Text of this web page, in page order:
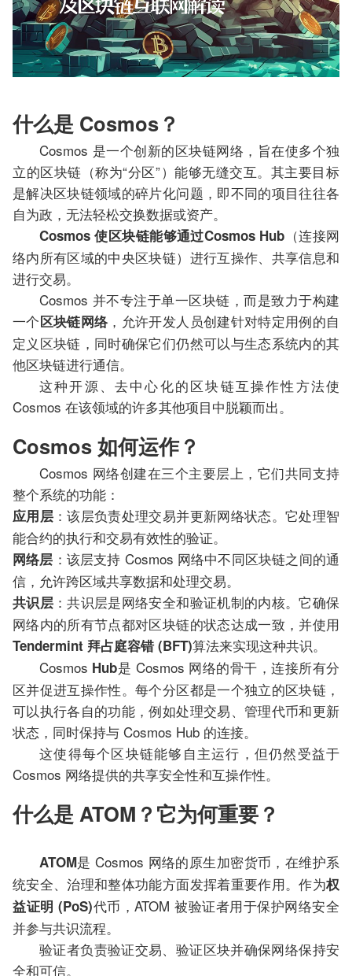
什么是 Cosmos？
Cosmos 是一个创新的区块链网络，旨在使多个独
立的区块链（称为“分区”）能够无缝交互。其主要目标
是解决区块链领域的碎片化问题，即不同的项目往往各
自为政，无法轻松交换数据或资产。
Cosmos 使区块链能够通过Cosmos Hub （连接网
络内所有区域的中央区块链）进行互操作、共享信息和
进行交易。
Cosmos 并不专注于单一区块链，而是致力于构建
一个区块链网络，允许开发人员创建针对特定用例的自
定义区块链，同时确保它们仍然可以与生态系统内的其
他区块链进行通信。
这种开源、去中心化的区块链互操作性方法使
Cosmos 在该领域的许多其他项目中脱颖而出。
Cosmos 如何运作？
Cosmos 网络创建在三个主要层上，它们共同支持
整个系统的功能：
应用层 ：该层负责处理交易并更新网络状态。它处理智
能合约的执行和交易有效性的验证。
网络层 ：该层支持 Cosmos 网络中不同区块链之间的通
信，允许跨区域共享数据和处理交易。
共识层 ：共识层是网络安全和验证机制的内核。它确保
网络内的所有节点都对区块链的状态达成一致，并使用
Tendermint 拜占庭容错 (BFT)算法来实现这种共识。
Cosmos Hub是 Cosmos 网络的骨干，连接所有分
区并促进互操作性。每个分区都是一个独立的区块链，
可以执行各自的功能，例如处理交易、管理代币和更新
状态，同时保持与 Cosmos Hub 的连接。
这使得每个区块链能够自主运行，但仍然受益于
Cosmos 网络提供的共享安全性和互操作性。
什么是 ATOM？它为何重要？
ATOM是 Cosmos 网络的原生加密货币，在维护系
统安全、治理和整体功能方面发挥着重要作用。作为权
益证明 (PoS)代币，ATOM 被验证者用于保护网络安全
并参与共识流程。
验证者负责验证交易、验证区块并确保网络保持安
全和可信。